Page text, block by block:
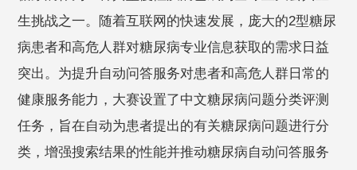
生挑战之一。随着互联网的快速发展，庞大的2型糖尿
病患者和高危人群对糖尿病专业信息获取的需求日益
突出。为提升自动问答服务对患者和高危人群日常的
健康服务能力，大赛设置了中文糖尿病问题分类评测
任务，旨在自动为患者提出的有关糖尿病问题进行分
类，增强搜索结果的性能并推动糖尿病自动问答服务